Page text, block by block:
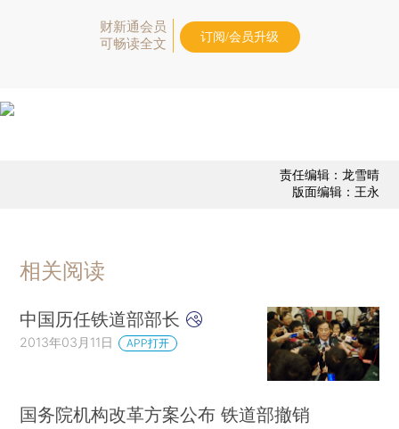
财新通会员
可畅读全文
订阅/会员升级
责任编辑：龙雪晴
版面编辑：王永
相关阅读
中国历任铁道部部长
2013年03月11日 APP打开
国务院机构改革方案公布 铁道部撤销